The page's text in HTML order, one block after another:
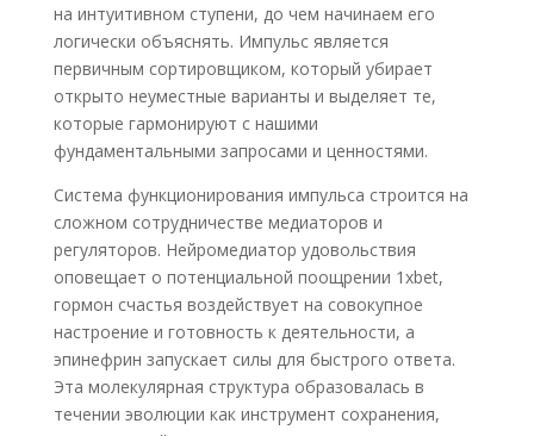
на интуитивном ступени, до чем начинаем его
логически объяснять. Импульс является
первичным сортировщиком, который убирает
открыто неуместные варианты и выделяет те,
которые гармонируют с нашими
фундаментальными запросами и ценностями.
Система функционирования импульса строится на
сложном сотрудничестве медиаторов и
регуляторов. Нейромедиатор удовольствия
оповещает о потенциальной поощрении 1xbet,
гормон счастья воздействует на совокупное
настроение и готовность к деятельности, а
эпинефрин запускает силы для быстрого ответа.
Эта молекулярная структура образовалась в
течении эволюции как инструмент сохранения,